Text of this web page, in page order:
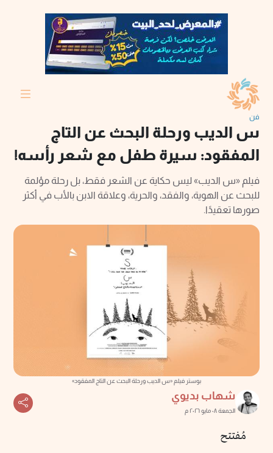
فن
س الديب ورحلة البحث عن التاج
المفقود: سيرة طفل مع شعر رأسه!
فيلم «س الديب» ليس حكاية عن الشعر فقط، بل رحلة مؤلمة
للبحث عن الهوية، والفقد، والحرية، وعلاقة الابن بالأب في أكثر
صورها تعقيدًا.
بوستر فيلم «س الديب ورحلة البحث عن التاج المفقود»
شهاب بديوي
الجمعة ٠٨ مايو ٢٠٢٦ م
مُفتتح